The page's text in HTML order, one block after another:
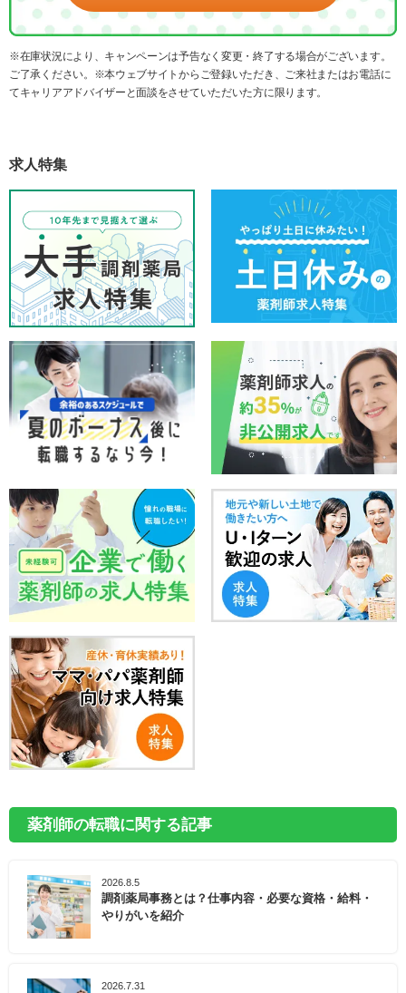
※在庫状況により、キャンペーンは予告なく変更・終了する場合がございます。
ご了承ください。※本ウェブサイトからご登録いただき、ご来社またはお電話に
てキャリアアドバイザーと面談をさせていただいた方に限ります。
求人特集
薬剤師の転職に関する記事
2026.8.5
調剤薬局事務とは？仕事内容・必要な資格・給料・
やりがいを紹介
2026.7.31